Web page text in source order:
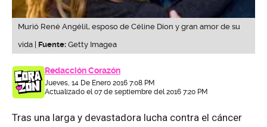
Murió René Angélil, esposo de Céline Dion y gran amor de su
vida | Fuente: Getty Imagea
Redacción Corazón
Jueves, 14 De Enero 2016 7:08 PM
Actualizado el 07 de septiembre del 2016 7:20 PM
Tras una larga y devastadora lucha contra el cáncer